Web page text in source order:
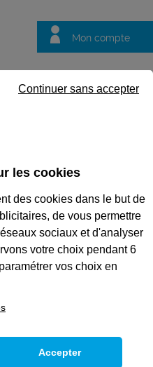
Mon compte
questions
B0
EXÉCUTANT
-
N°1 -
en tant
les cookies
des cookies dans le but de
de vous permettre
sociaux et d'analyser
votre choix pendant 6
vos choix en
Continuer sans accepter
Accepter